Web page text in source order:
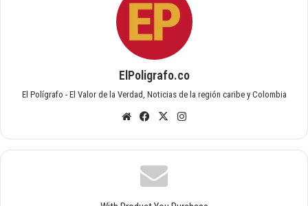
ElPoligrafo.co
El Polígrafo - El Valor de la Verdad, Noticias de la región caribe y Colombia
Siti
we
b
Fac
ok
X
am